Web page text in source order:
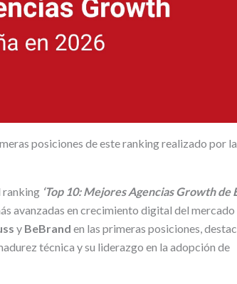
posiciones de este ranking realizado por la
ranking ‘Top 10:Mejores Agencias Growth de
avanzadas en crecimiento digital del mercado
y BeBrand en las primeras posiciones,
técnica y su liderazgo en la adopción de